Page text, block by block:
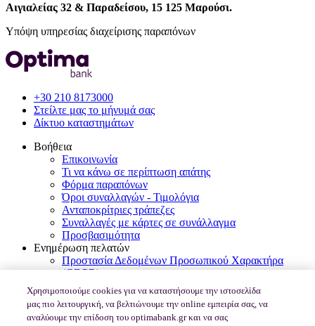
Αιγιαλείας 32 & Παραδείσου, 15 125 Μαρούσι.
Υπόψη υπηρεσίας διαχείρισης παραπόνων
+30 210 8173000
Στείλτε μας το μήνυμά σας
Δίκτυο καταστημάτων
Βοήθεια
Επικοινωνία
Τι να κάνω σε περίπτωση απάτης
Φόρμα παραπόνων
Όροι συναλλαγών - Τιμολόγια
Ανταποκρίτριες τράπεζες
Συναλλαγές με κάρτες σε συνάλλαγμα
Προσβασιμότητα
Ενημέρωση πελατών
Προστασία Δεδομένων Προσωπικού Χαρακτήρα
(GDPR)
Εγγύηση Καταθέσεων - TEKE
MiFID II / MiFIR
PSD2-Δικαιώματα Καταναλωτών για πληρωμές στην
Ευρώπη
Χρησιμοποιούμε cookies για να καταστήσουμε την ιστοσελίδα
μας πιο λειτουργική, να βελτιώνουμε την online εμπειρία σας, να
αναλύουμε την επίδοση του optimabank.gr και να σας